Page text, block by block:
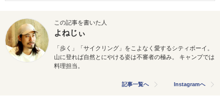
この記事を書いた人
よねじぃ
「歩く」「サイクリング」をこよなく愛するシティボーイ。
山に登れば自然とにやける姿は不審者の極み。 キャンプでは
料理担当。
記事一覧へ Instagramへ